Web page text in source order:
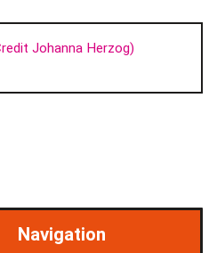
Navigation